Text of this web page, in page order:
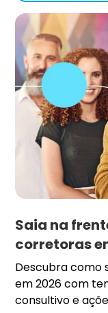
Saia na
corretoras
Descubra como
em 2026 com
consultivo e